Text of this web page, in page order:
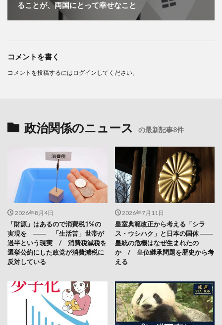
ることが、両国にとって幸せなこと
コメントを書く
コメントを投稿するには ログイン してください。
政治関係のニュース の最新記事8件
2026年8月4日
「財源」はあるので消費税1%の
実現を ―― 「生活苦」世帯が
過半という現実 / 消費税減税を
選挙公約にした政党が消費減税に
反対している
2026年7月11日
皇室典範改正から考える「シラ
ス・ウシハク」と日本の国体 ――
皇統の危機はなぜ生まれたの
か / 皇位継承問題を歴史から考
える